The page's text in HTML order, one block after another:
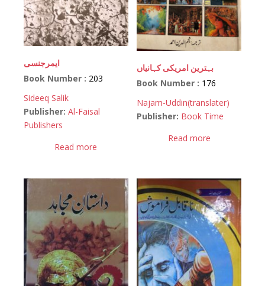
ایمرجنسی
Book Number : 203
Sideeq Salik
Publisher: Al-Faisal
Publishers
Read more
بہترین امریکی کہانیاں
Book Number : 176
Najam-Uddin(translater)
Publisher: Book Time
Read more